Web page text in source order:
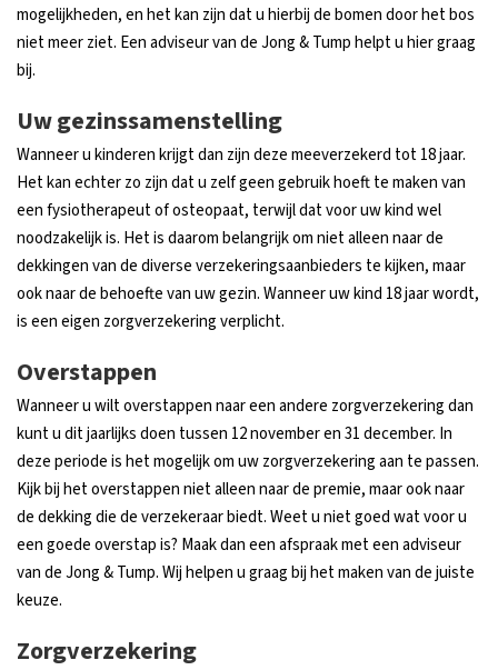
mogelijkheden, en het kan zijn dat u hierbij de bomen door het bos
niet meer ziet. Een adviseur van de Jong & Tump helpt u hier graag
bij.
Uw gezinssamenstelling
Wanneer u kinderen krijgt dan zijn deze meeverzekerd tot 18 jaar.
Het kan echter zo zijn dat u zelf geen gebruik hoeft te maken van
een fysiotherapeut of osteopaat, terwijl dat voor uw kind wel
noodzakelijk is. Het is daarom belangrijk om niet alleen naar de
dekkingen van de diverse verzekeringsaanbieders te kijken, maar
ook naar de behoefte van uw gezin. Wanneer uw kind 18 jaar wordt,
is een eigen zorgverzekering verplicht.
Overstappen
Wanneer u wilt overstappen naar een andere zorgverzekering dan
kunt u dit jaarlijks doen tussen 12 november en 31 december. In
deze periode is het mogelijk om uw zorgverzekering aan te passen.
Kijk bij het overstappen niet alleen naar de premie, maar ook naar
de dekking die de verzekeraar biedt. Weet u niet goed wat voor u
een goede overstap is? Maak dan een afspraak met een adviseur
van de Jong & Tump. Wij helpen u graag bij het maken van de juiste
keuze.
Zorgverzekering